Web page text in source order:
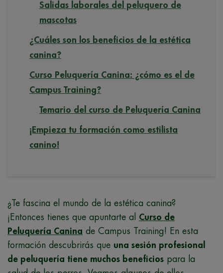
Salidas laborales del peluquero de
mascotas
¿Cuáles son los beneficios de la estética
canina?
Curso Peluquería Canina: ¿cómo es el de
Campus Training?
Temario del curso de Peluquería Canina
¡Empieza tu formación como estilista
canino!
¿Te fascina el mundo de la estética canina?
¡Entonces tienes que apuntarte al Curso de
Peluquería Canina de Campus Training! En esta
formación descubrirás que una sesión profesional
de peluquería tiene muchos beneficios para la